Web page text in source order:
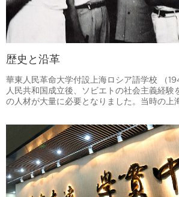
歴史と沿革
華東人民革命大学付設上海ロシア語学校 （
人民共和国成立後、ソビエトの社会主義経験
の人材が大量に必要となりました。当時の上
学の第四部をもとに、上海でロシア語人材を
ることになりました。それにより「華東人
ア語学校」が1949年12月に正式に創立され
た初の外国語高等教育機関となりました。